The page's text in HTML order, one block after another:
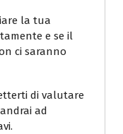
la tua
e se il
ci saranno
di valutare
ad